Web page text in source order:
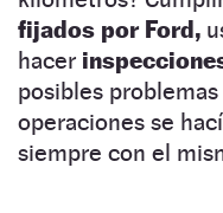
fijados por Ford,
hacer
posibles
operaciones se
siempre con el